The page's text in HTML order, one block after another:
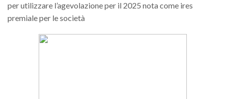
per utilizzare l’agevolazione per il 2025 nota come ires
premiale per le società